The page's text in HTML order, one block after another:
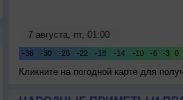
Кликните на погодной карте для